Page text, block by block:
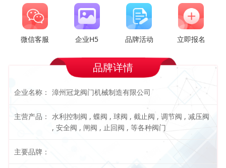
微信客服 企业H5 品牌活动 立即报名
品牌详情
企业名称： 漳州冠龙阀门机械制造有限公司
主营产品： 水利控制阀 , 蝶阀 , 球阀 , 截止阀 , 调节阀 , 减压阀
, 安全阀 , 闸阀 , 止回阀 , 等各种阀门
主要品牌：